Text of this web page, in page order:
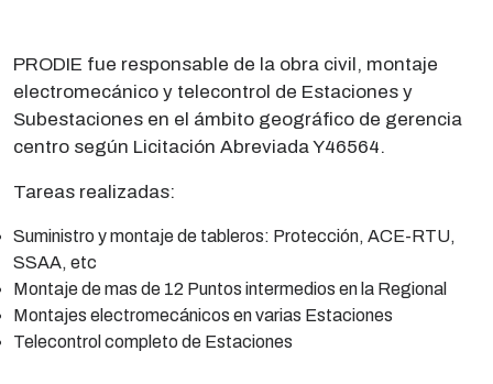
PRODIE fue responsable de la obra civil, montaje
electromecánico y telecontrol de Estaciones y
Subestaciones en el ámbito geográfico de gerencia
centro según Licitación Abreviada Y46564.
Tareas realizadas:
Suministro y montaje de tableros: Protección, ACE-RTU,
SSAA, etc
Montaje de mas de 12 Puntos intermedios en la Regional
Montajes electromecánicos en varias Estaciones
Telecontrol completo de Estaciones